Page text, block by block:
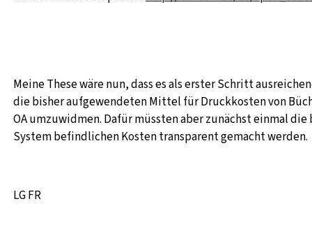
Meine These wäre nun, dass es als erster Schritt
die bisher aufgewendeten Mittel für Druckkosten von
OA umzuwidmen. Dafür müssten aber zunächst einmal die
System befindlichen Kosten transparent gemacht werden.
LG FR